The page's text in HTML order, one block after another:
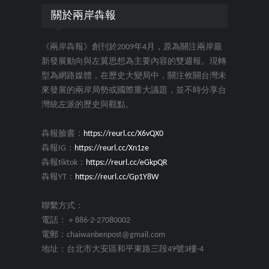
關於兩岸犇報
《兩岸犇報》創刊於2009年4月，原為關注兩岸最
新發展動向與左翼思想為主要內容的雙週報。現轉
型為網路媒體，在歷史大變局中，關注攸關台灣未
來發展的兩岸局勢或國際重大議題，並不時分享台
灣統左派的歷史與觀點。
犇報臉書： https://reurl.cc/X6vQX0
犇報IG： https://reurl.cc/Xn1ze
犇報tiktok： https://reurl.cc/eGkpQR
犇報YT： https://reurl.cc/Gp1Y8W
聯繫方式：
電話：＋886-2-27080002
電郵：chaiwanbenpost@gmail.com
地址：台北市大安區和平東路三段49號3樓-4